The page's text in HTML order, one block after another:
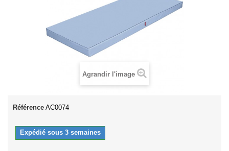
Agrandir l'image
Référence AC0074
Expédié sous 3 semaines